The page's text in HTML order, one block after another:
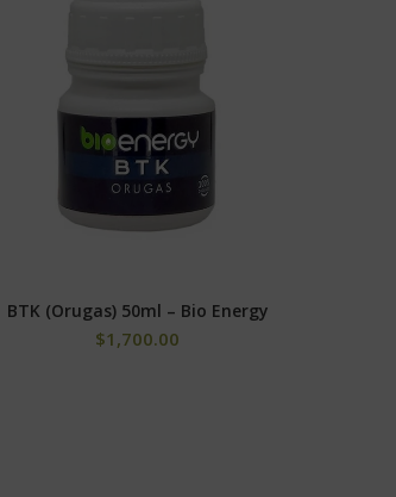
AÑADIR AL CARRITO
BTK (Orugas) 50ml – Bio Energy
$1,700.00